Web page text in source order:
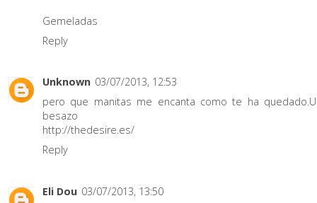
Gemeladas
Reply
Unknown 03/07/2013, 12:53
pero que manitas me encanta como te ha
besazo
http://thedesire.es/
Reply
Eli Dou 03/07/2013, 13:50